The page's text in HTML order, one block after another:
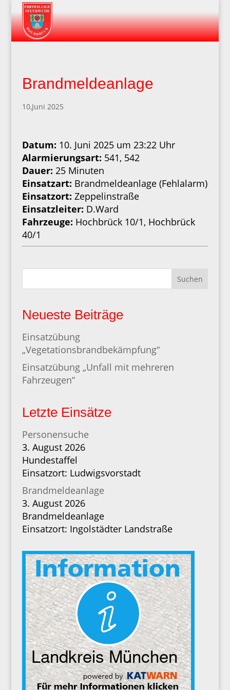
Brandmeldeanlage
10,Juni 2025
Datum: 10. Juni 2025 um 23:22 Uhr
Alarmierungsart: 541, 542
Dauer: 25 Minuten
Einsatzart: Brandmeldeanlage (Fehlalarm)
Einsatzort: Zeppelinstraße
Einsatzleiter: D.Ward
Fahrzeuge: Hochbrück 10/1, Hochbrück
40/1
Suchen
Neueste Beiträge
Einsatzübung
„Vegetationsbrandbekämpfung“
Einsatzübung „Unfall mit mehreren
Fahrzeugen“
Letzte Einsätze
Personensuche
3. August 2026
Hundestaffel
Einsatzort: Ludwigsvorstadt
Brandmeldeanlage
3. August 2026
Brandmeldeanlage
Einsatzort: Ingolstädter Landstraße